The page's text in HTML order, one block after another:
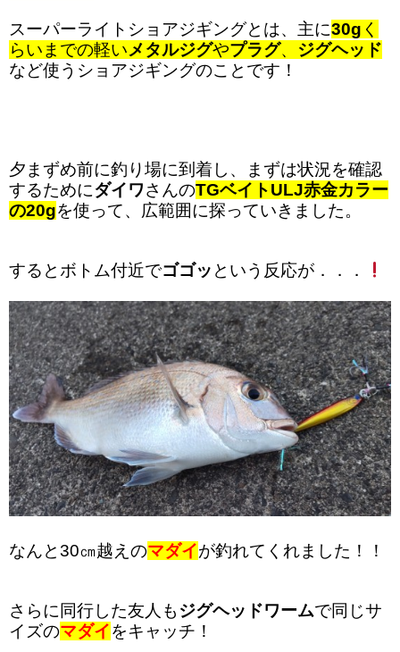
スーパーライトショアジギングとは、主に30g く
らいまでの軽いメタルジグやプラグ、 ジグヘッド
など使うショアジギングのことです！
夕まずめ前に釣り場に到着し、まずは状況を確認
するためにダイワさんのTGベイトULJ赤金カラー
の20gを使って、広範囲に探っていきました。
するとボトム付近でゴゴッ という反応が．．．
なんと30㎝越えのマダイが釣れてくれました！！
さらに同行した友人も ジグヘッドワームで同じサ
イズのマダイをキャッチ！